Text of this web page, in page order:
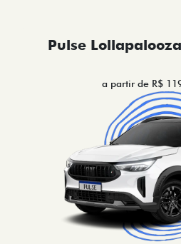
Pulse
a partir de R$